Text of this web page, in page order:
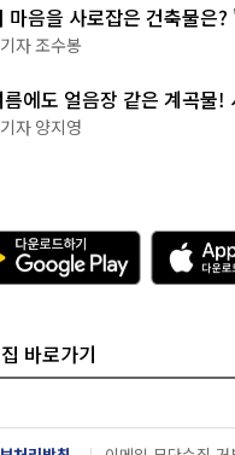
마음을 사로잡은 건축물은
공개!
자 조수봉
에도 얼음장 같은 계곡물
네~
자 양지영
다
운
로
기
G
o
g
l
바로가기